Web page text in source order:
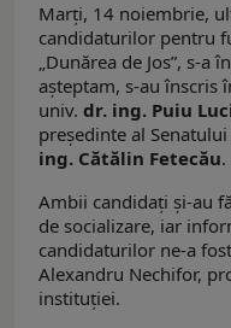
Marți, 14 noiembrie,
candidaturilor pentru
„Dunărea de Jos”, s-a
așteptam, s-au înscris
univ. dr. ing. Puiu
președinte al
ing. Cătălin Fetecău.
Ambii candidați și-au
de socializare, iar
candidaturilor ne-a
Alexandru Nechifor,
instituției.